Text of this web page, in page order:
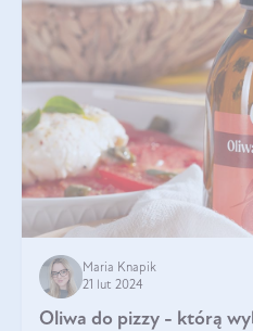
Maria Knapik
21 lut 2024
Oliwa do pizzy - którą